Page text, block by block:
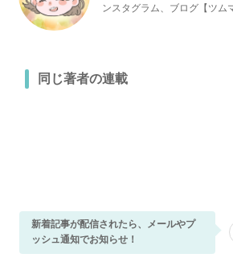
ンスタグラム、ブログ【ツム
同じ著者の連載
新着記事が配信されたら、メールやプ
ッシュ通知でお知らせ！